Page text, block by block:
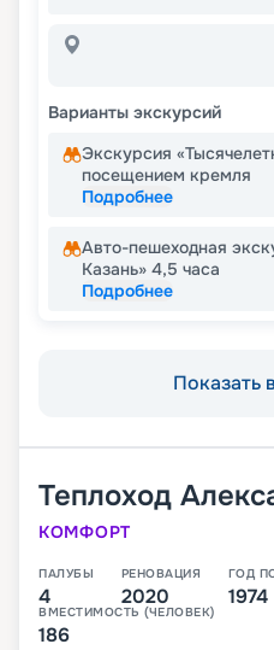
Варианты экскурсий
Экскурсия
посещением кремля
Подробнее
Авто-пешеходная
Казань» 4,5 часа
Подробнее
Показать
Теплоход
КОМФОРТ
ПАЛУБЫ
4
РЕНОВАЦИЯ
2020
ГОД
1974
ВМЕСТИМОСТЬ (ЧЕЛОВЕК)
186